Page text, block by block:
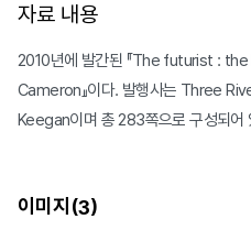
자료 내용
2010년에 발간된 『The futurist :
Cameron』이다. 발행사는 Three
Keegan이며 총 283쪽으로 구성되어
이미지(3)